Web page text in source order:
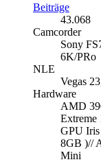
Beiträge
43.068
Camcorder
Sony
6K/PRo
NLE
Vegas
Hardware
AMD
Extreme
GPU
8GB )//
Mini